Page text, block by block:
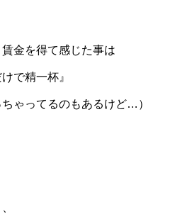
金を得て感じた事は
で精一杯』
ちゃってるのもあるけど…）